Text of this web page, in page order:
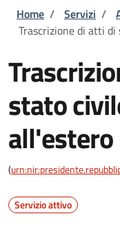
Briciole di
Home / Servizi /
Trascrizione di atti
stato
all'estero
(
Servizio attivo